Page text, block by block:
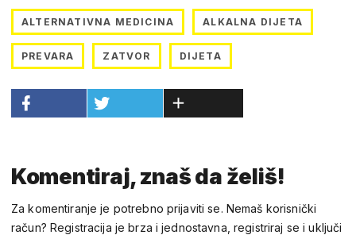
ALTERNATIVNA MEDICINA ALKALNA DIJETA
PREVARA ZATVOR DIJETA
Komentiraj, znaš da želiš!
Za komentiranje je potrebno prijaviti se. Nemaš korisnički
račun? Registracija je brza i jednostavna, registriraj se i uključi